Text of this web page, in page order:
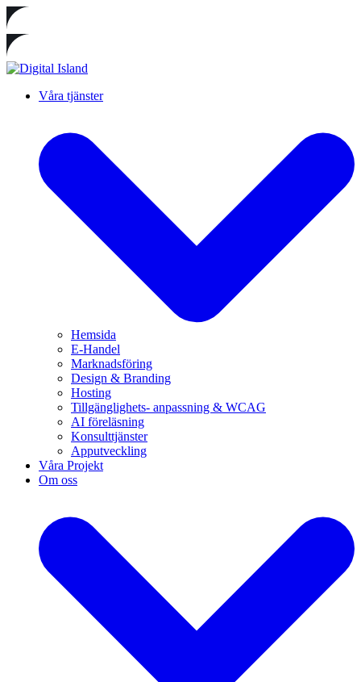
Våra tjänster
Hemsida
E-Handel
Marknadsföring
Design & Branding
Hosting
Tillgänglighets- anpassning & WCAG
AI föreläsning
Konsulttjänster
Apputveckling
Våra Projekt
Om oss